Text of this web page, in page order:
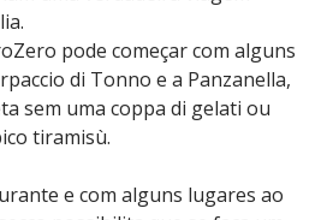
pode começar com alguns
di Tonno e a Panzanella,
sem uma coppa di gelati ou
tiramisù.
e com alguns lugares ao